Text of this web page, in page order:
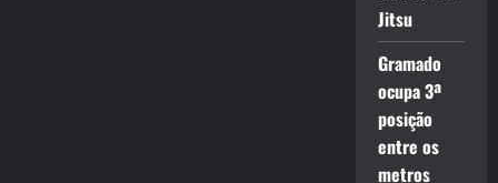
Jitsu
Gramado
ocupa 3ª
posição
entre os
metros